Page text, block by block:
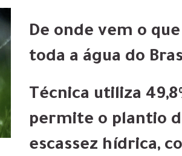
De onde vem o
toda a água do
Técnica utiliza
permite o plantio
escassez hídrica,